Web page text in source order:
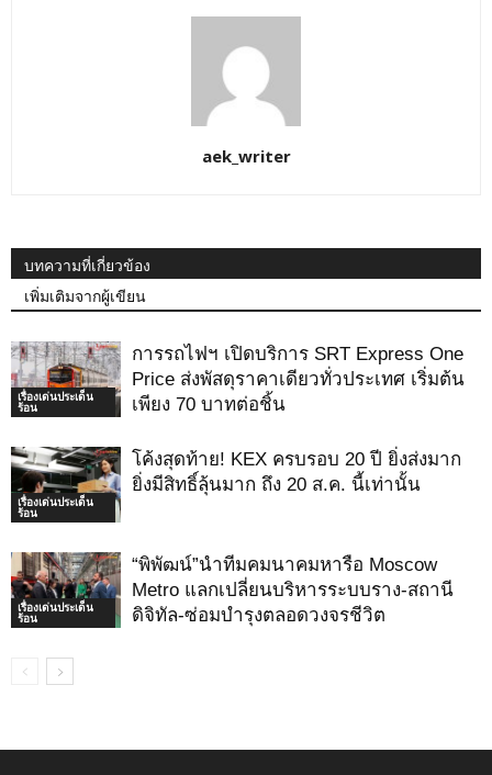
aek_writer
บทความที่เกี่ยวข้อง
เพิ่มเติมจากผู้เขียน
เรื่องเด่นประเด็น
ร้อน
การรถไฟฯ เปิดบริการ SRT Express One
Price ส่งพัสดุราคาเดียวทั่วประเทศ เริ่มต้น
เพียง 70 บาทต่อชิ้น
เรื่องเด่นประเด็น
ร้อน
โค้งสุดท้าย! KEX ครบรอบ 20 ปี ยิ่งส่งมาก
ยิ่งมีสิทธิ์ลุ้นมาก ถึง 20 ส.ค. นี้เท่านั้น
เรื่องเด่นประเด็น
ร้อน
“พิพัฒน์”นำทีมคมนาคมหารือ Moscow
Metro แลกเปลี่ยนบริหารระบบราง-สถานี
ดิจิทัล-ซ่อมบำรุงตลอดวงจรชีวิต